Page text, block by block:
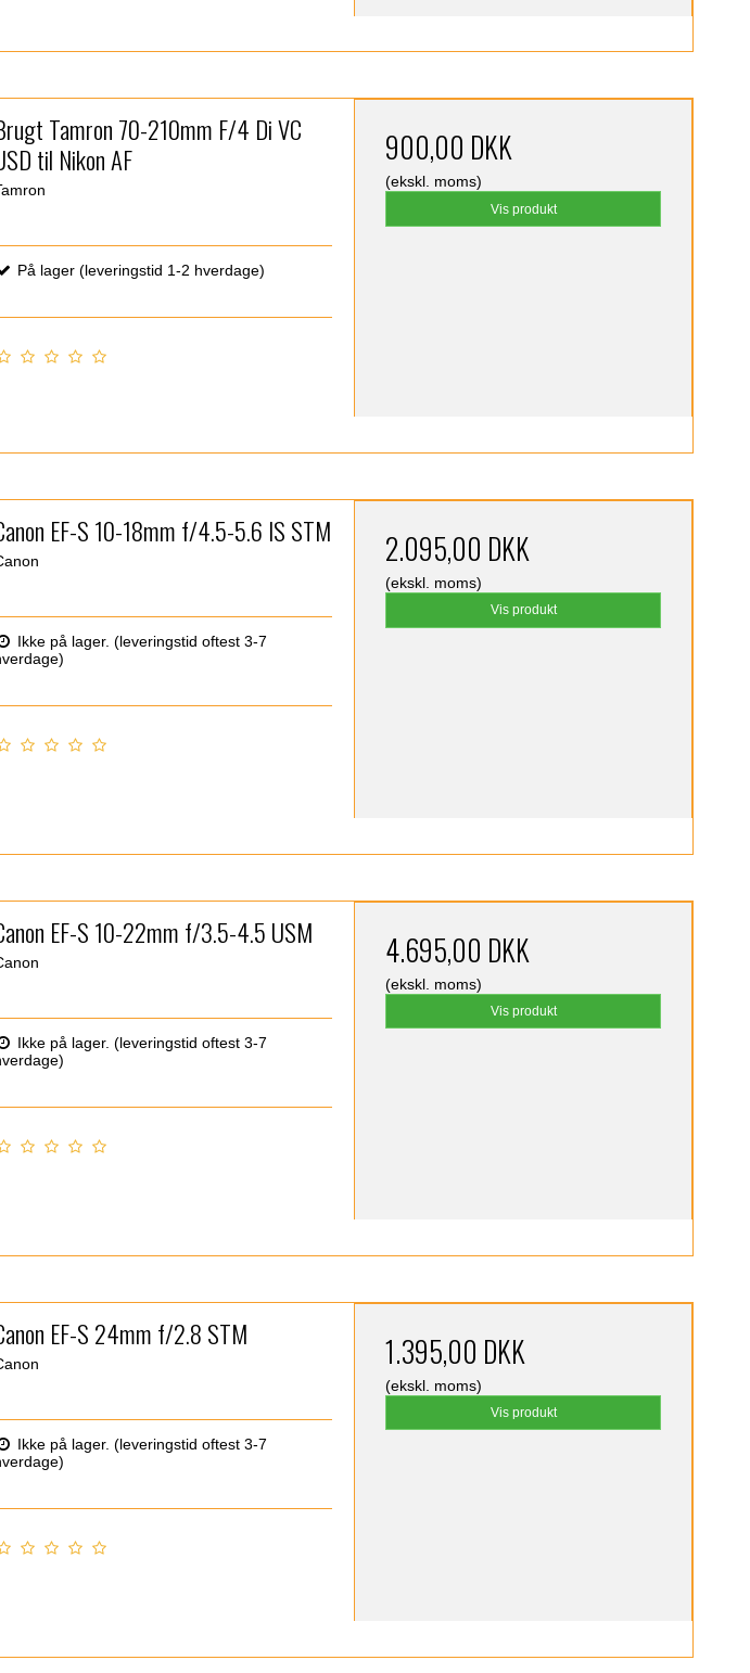
Tamron 70-210mm F/4 Di VC
til Nikon AF
På lager (leveringstid 1-2 hverdage)
900,00 DKK
(ekskl. moms)
Vis produkt
EF-S 10-18mm f/4.5-5.6 IS STM
Ikke på lager. (leveringstid oftest 3-7
2.095,00 DKK
(ekskl. moms)
Vis produkt
EF-S 10-22mm f/3.5-4.5 USM
Ikke på lager. (leveringstid oftest 3-7
4.695,00 DKK
(ekskl. moms)
Vis produkt
EF-S 24mm f/2.8 STM
Ikke på lager. (leveringstid oftest 3-7
1.395,00 DKK
(ekskl. moms)
Vis produkt